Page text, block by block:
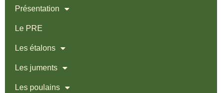
Présentation
Le PRE
Les étalons
Les juments
Les poulains